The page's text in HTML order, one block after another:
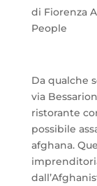
di Fiorenza
People
Da qualche
via
ristorante
possibile
afghana.